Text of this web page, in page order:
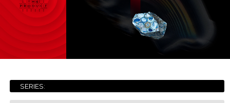
宝石系列
SERIES: